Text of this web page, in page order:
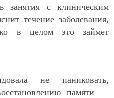
занятия с клиническим
течение заболевания,
в целом это займет
не паниковать,
памяти —